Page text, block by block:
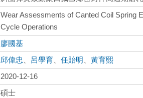
Wear Assessments of Canted Coil Spring
Cycle Operations
廖國基
邱偉忠 呂學育 、任貽明 、黃育熙
2020-12-16
碩士